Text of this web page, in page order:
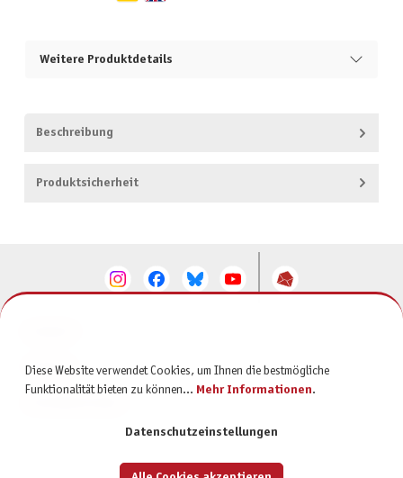
Weitere Produktdetails
Beschreibung
Produktsicherheit
SERVICE
Diese Website verwendet Cookies, um Ihnen die bestmögliche
Funktionalität bieten zu können... Mehr Informationen.
Datenschutzeinstellungen